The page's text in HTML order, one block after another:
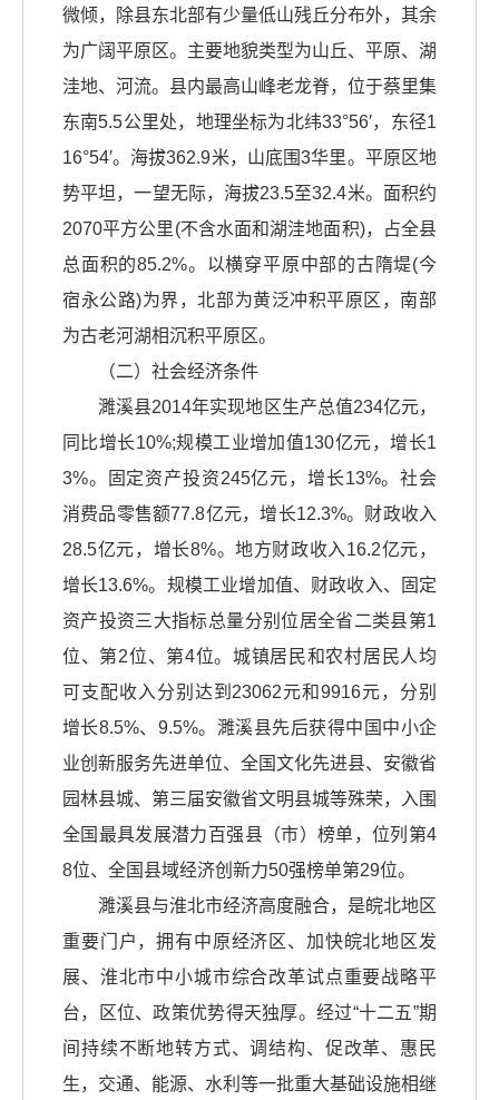
微倾，除县东北部有少量低山残丘分布外，其余
为广阔平原区。主要地貌类型为山丘、平原、湖
洼地、河流。县内最高山峰老龙脊，位于蔡里集
东南5.5公里处，地理坐标为北纬33°56′，东径1
16°54′。海拔362.9米，山底围3华里。平原区地
势平坦，一望无际，海拔23.5至32.4米。面积约
2070平方公里(不含水面和湖洼地面积)，占全县
总面积的85.2%。以横穿平原中部的古隋堤(今
宿永公路)为界，北部为黄泛冲积平原区，南部
为古老河湖相沉积平原区。
（二）社会经济条件
濉溪县2014年实现地区生产总值234亿元，
同比增长10%;规模工业增加值130亿元，增长1
3%。固定资产投资245亿元，增长13%。社会
消费品零售额77.8亿元，增长12.3%。财政收入
28.5亿元，增长8%。地方财政收入16.2亿元，
增长13.6%。规模工业增加值、财政收入、固定
资产投资三大指标总量分别位居全省二类县第1
位、第2位、第4位。城镇居民和农村居民人均
可支配收入分别达到23062元和9916元，分别
增长8.5%、9.5%。濉溪县先后获得中国中小企
业创新服务先进单位、全国文化先进县、安徽省
园林县城、第三届安徽省文明县城等殊荣，入围
全国最具发展潜力百强县（市）榜单，位列第4
8位、全国县域经济创新力50强榜单第29位。
濉溪县与淮北市经济高度融合，是皖北地区
重要门户，拥有中原经济区、加快皖北地区发
展、淮北市中小城市综合改革试点重要战略平
台，区位、政策优势得天独厚。经过“十二五”期
间持续不断地转方式、调结构、促改革、惠民
生，交通、能源、水利等一批重大基础设施相继